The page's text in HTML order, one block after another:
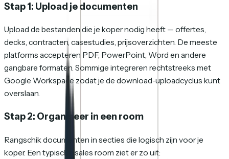
Stap 1: Upload je documenten
Upload de bestanden die je koper nodig heeft — offertes,
decks, contracten, casestudies, prijsoverzichten. De meeste
platforms accepteren PDF, PowerPoint, Word en andere
gangbare formaten. Sommige integreren rechtstreeks met
Google Workspace zodat je de download-uploadcyclus kunt
overslaan.
Stap 2: Organiseer in een room
Rangschik documenten in secties die logisch zijn voor je
koper. Een typische sales room ziet er zo uit: